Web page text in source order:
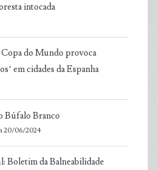
intocada
do Mundo provoca
em cidades da Espanha
Búfalo Branco
20/06/2024
Boletim da Balneabilidade